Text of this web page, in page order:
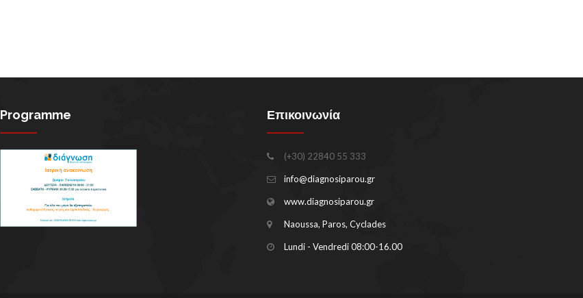
Programme Επικοινωνία
(+30) 22840 55 333
info@diagnosiparou.gr
www.diagnosiparou.gr
Naoussa, Paros, Cyclades
Lundi - Vendredi 08:00-16.00